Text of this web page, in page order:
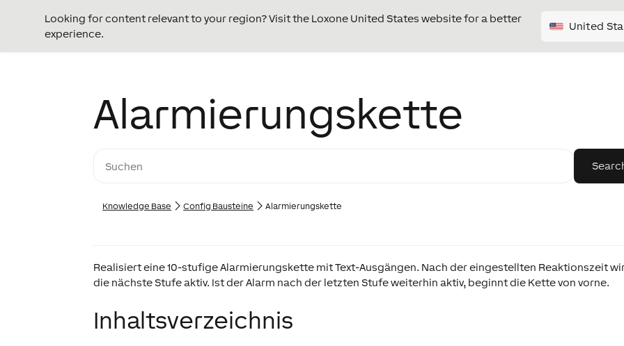
Looking for content relevant to your region? Visit the Loxone United States website for a better
experience.
United
Alarmierungskette
Knowledge Base Config Bausteine Alarmierungskette
Realisiert eine 10-stufige Alarmierungskette mit Text-Ausgängen. Nach der eingestellten Reaktionszeit
die nächste Stufe aktiv. Ist der Alarm nach der letzten Stufe weiterhin aktiv, beginnt die Kette von vorne.
Inhaltsverzeichnis